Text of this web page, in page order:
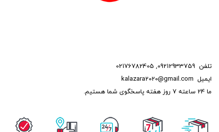
تلفن 09212933759
,
02176782405
ایمیل kalazara2020@gmail.com
ما 24 ساعته 7 روز هفته پاسخگوی شما هستیم.